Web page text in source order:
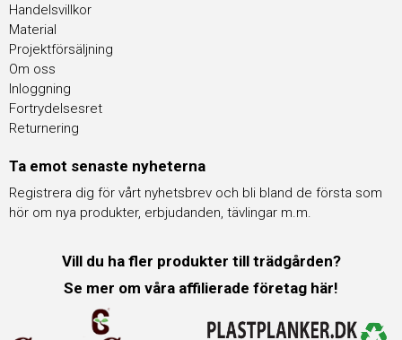
Handelsvillkor
Material
Projektförsäljning
Om oss
Inloggning
Fortrydelsesret
Returnering
Ta emot senaste nyheterna
Registrera dig för vårt nyhetsbrev och bli bland de första som
hör om nya produkter, erbjudanden, tävlingar m.m.
Vill du ha fler produkter till trädgården?
Se mer om våra affilierade företag här!